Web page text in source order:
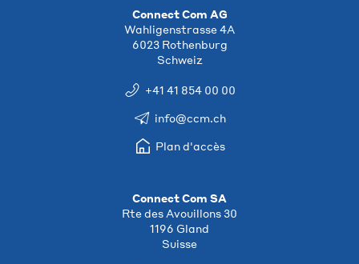
Connect Com AG
Wahligenstrasse 4A
6023 Rothenburg
Schweiz
+41 41 854 00 00
info@ccm.ch
Plan d'accès
Connect Com SA
Rte des Avouillons 30
1196 Gland
Suisse